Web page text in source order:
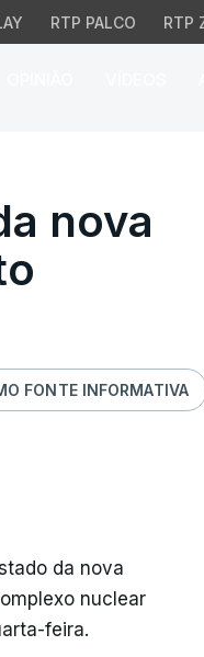
RTP PALCO RTP
nova
FONTE INFORMATIVA
da nova
nuclear
feira.